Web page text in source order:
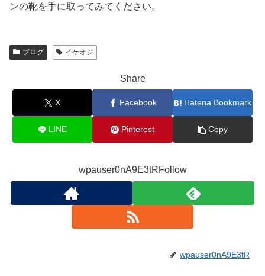
ンの靴を手に取ってみてください。
ブログ イケオジ
Share
X Facebook Hatena Bookmark
LINE Pinterest Copy
wpauser0nA9E3tRFollow
wpauser0nA9E3tR